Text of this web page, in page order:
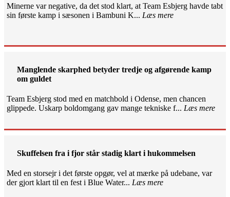
Minerne var negative, da det stod klart, at Team Esbjerg havde tabt
sin første kamp i sæsonen i Bambuni K... Læs mere
Manglende skarphed betyder tredje og afgørende kamp
om guldet
Team Esbjerg stod med en matchbold i Odense, men chancen
glippede. Uskarp boldomgang gav mange tekniske f... Læs mere
Skuffelsen fra i fjor står stadig klart i hukommelsen
Med en storsejr i det første opgør, vel at mærke på udebane, var
der gjort klart til en fest i Blue Water... Læs mere